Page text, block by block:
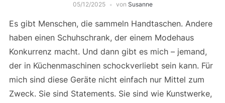
05/12/2025 von Susanne
Es gibt Menschen, die sammeln Handtaschen. Andere
haben einen Schuhschrank, der einem Modehaus
Konkurrenz macht. Und dann gibt es mich – jemand,
der in Küchenmaschinen schockverliebt sein kann. Für
mich sind diese Geräte nicht einfach nur Mittel zum
Zweck. Sie sind Statements. Sie sind wie Kunstwerke,